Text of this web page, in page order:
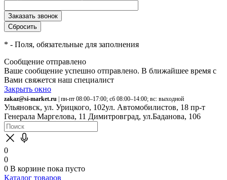
* - Поля, обязательные для заполнения
Сообщение отправлено
Ваше сообщение успешно отправлено. В ближайшее время с
Вами свяжется наш специалист
Закрыть окно
zakaz@si-market.ru | пн-пт 08:00–17:00; сб 08:00–14:00; вс: выходной
Ульяновск, ул. Урицкого, 102ул. Автомобилистов, 18 пр-т
Генерала Маргелова, 11 Димитровград, ул.Баданова, 106
0
0
0 В корзине пока пусто
Каталог товаров